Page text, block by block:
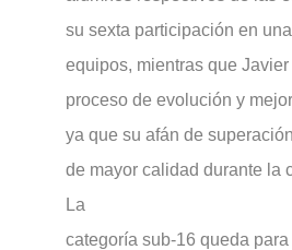
su sexta participación en
equipos, mientras que
proceso de evolución y
ya que su afán de
de mayor calidad durante la
La
categoría sub-16 queda